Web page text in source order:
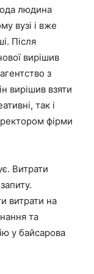
людина
вузі і вже
Після
вирішив
з
вирішив взяти
так і
фірми
Витрати
витрати на
та
у байсарова